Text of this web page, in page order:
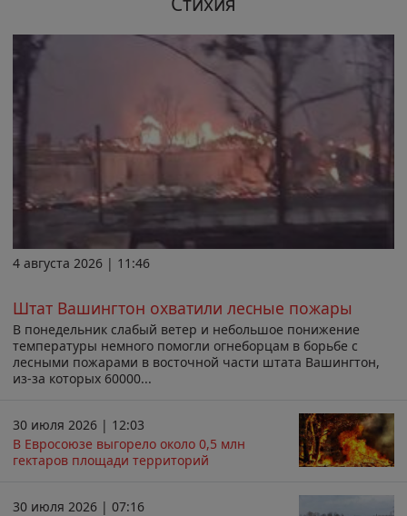
4 августа 2026 | 11:46
Штат Вашингтон охватили лесные пожары
В понедельник слабый ветер и небольшое понижение
температуры немного помогли огнеборцам в борьбе с
лесными пожарами в восточной части штата Вашингтон,
из-за которых 60000...
30 июля 2026 | 12:03
В Евросоюзе выгорело около 0,5 млн
гектаров площади территорий
30 июля 2026 | 07:16